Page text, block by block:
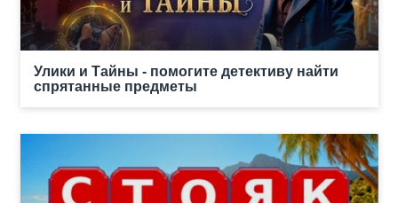
Улики и Тайны - помогите детективу найти
спрятанные предметы